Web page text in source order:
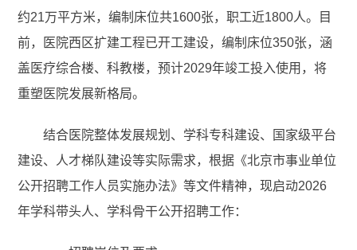
约21万平方米，编制床位共1600张，职工近1800人。目
前，医院西区扩建工程已开工建设，编制床位350张，涵
盖医疗综合楼、科教楼，预计2029年竣工投入使用，将
重塑医院发展新格局。
结合医院整体发展规划、学科专科建设、国家级平台
建设、人才梯队建设等实际需求，根据《北京市事业单位
公开招聘工作人员实施办法》等文件精神，现启动2026
年学科带头人、学科骨干公开招聘工作：